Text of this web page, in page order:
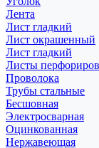
Лента
Лист гладкий
Лист окрашенный
Лист гладкий
Листы
Проволока
Трубы стальные
Бесшовная
Электросварная
Оцинкованная
Нержавеющая